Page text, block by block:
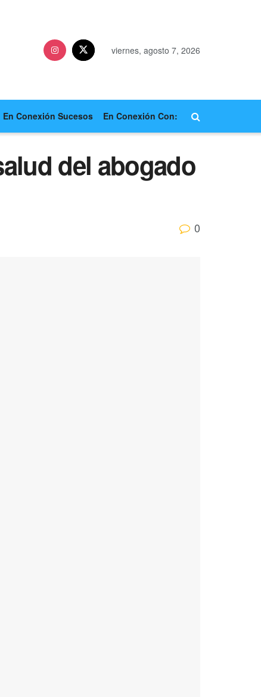
viernes, agosto 7, 2026
En Conexión Sucesos En Conexión Con:
del abogado
0